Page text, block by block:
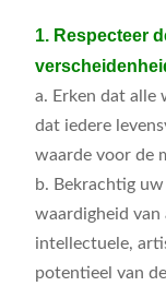
1. Respecteer
a. Erken dat alle
dat iedere
waarde voor de
b. Bekrachtig
waardigheid van
intellectuele,
potentieel van